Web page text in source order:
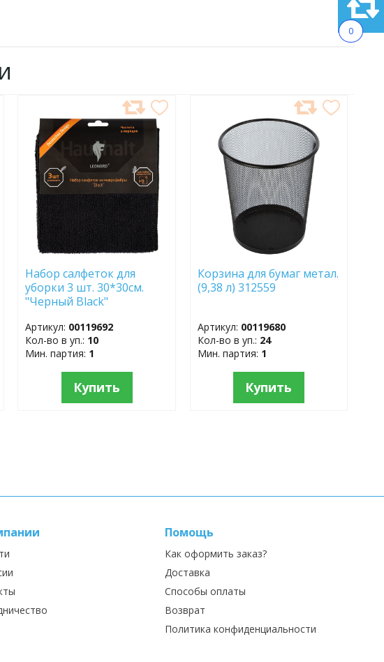
0
ДОБАВИТЬ
ИЗБРАННОЕ
Набор салфеток для
уборки 3 шт. 30*30см.
"Черный Black"
Артикул: 00119692
Кол-во в уп.: 10
Мин. партия: 1
Купить
ДОБАВИТЬ
В
ИЗБРАННОЕ
Корзина для бумаг метал.
(9,38 л) 312559
Артикул: 00119680
Кол-во в уп.: 24
Мин. партия: 1
Купить
Помощь
Как оформить заказ?
Доставка
Способы оплаты
Возврат
Политика конфиденциальности